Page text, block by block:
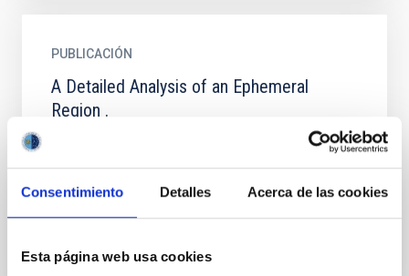
Consentimiento Detalles Acerca de las cookies
Esta página web usa cookies
PUBLICACIÓN
A Detailed Analysis of an Ephemeral
Region .
In order to improve the understanding of the process